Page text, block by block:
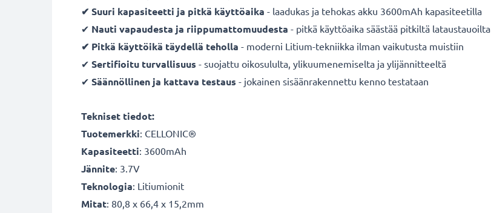
✔ Suuri kapasiteetti ja pitkä käyttöaika - laadukas ja tehokas akku 3600mAh kapasiteetilla
✔ Nauti vapaudesta ja riippumattomuudesta - pitkä käyttöaika säästää pitkiltä lataustauoilta
✔ Pitkä käyttöikä täydellä teholla - moderni Litium-tekniikka ilman vaikutusta muistiin
✔ Sertifioitu turvallisuus - suojattu oikosululta, ylikuumenemiselta ja ylijännitteeltä
✔ Säännöllinen ja kattava testaus - jokainen sisäänrakennettu kenno testataan
Tekniset tiedot:
Tuotemerkki: CELLONIC®
Kapasiteetti: 3600mAh
Jännite: 3.7V
Teknologia: Litiumionit
Mitat: 80,8 x 66,4 x 15,2mm